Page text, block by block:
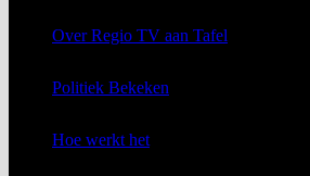
Over Regio TV aan Tafel
Politiek Bekeken
Hoe werkt het